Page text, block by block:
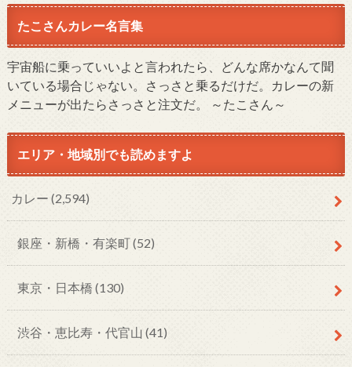
たこさんカレー名言集
宇宙船に乗っていいよと言われたら、どんな席かなんて聞
いている場合じゃない。さっさと乗るだけだ。カレーの新
メニューが出たらさっさと注文だ。 ～たこさん～
エリア・地域別でも読めますよ
カレー (2,594)
銀座・新橋・有楽町(52)
東京・日本橋 (130)
渋谷・恵比寿・代官山 (41)